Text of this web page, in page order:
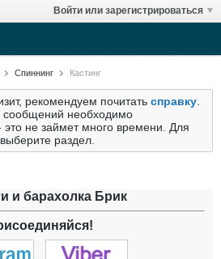
Войти или зарегистрироваться
Спиннинг Кастинг
рекомендуем почитать справку
необходимо
это не займет много времени. Для
раздел.
и барахолка Брик